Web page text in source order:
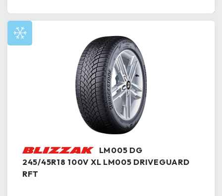
LM005 DG
245/45R18 100V XL LM005 DRIVEGUARD
RFT